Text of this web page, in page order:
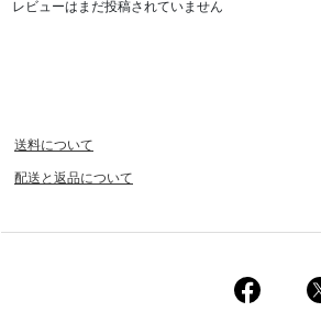
レビューはまだ投稿されていません
送料について
配送と返品について